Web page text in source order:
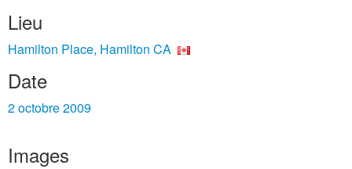
Lieu
Hamilton Place, Hamilton CA
Date
2 octobre 2009
Images